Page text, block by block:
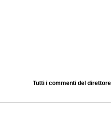
Tutti i commenti del direttore